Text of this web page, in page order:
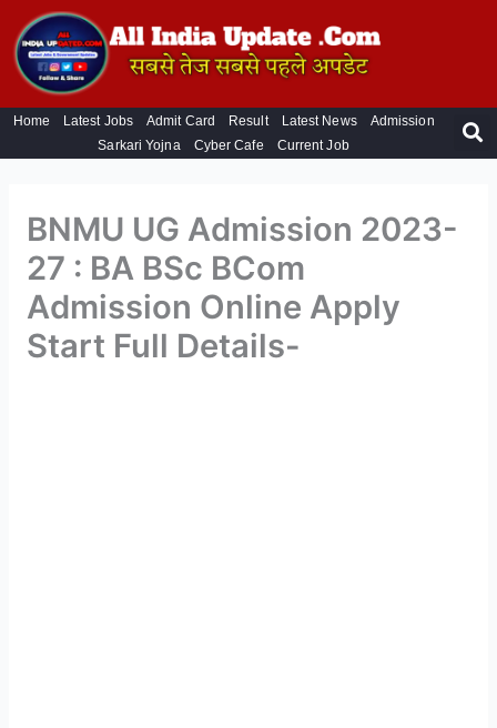
to
content
Home Latest Jobs Admit Card Result Latest News
Admission
Sarkari Yojna
Cyber Cafe Current Job
BNMU UG Admission 2023-
27 : BA BSc BCom
Admission Online Apply
Start Full Details-